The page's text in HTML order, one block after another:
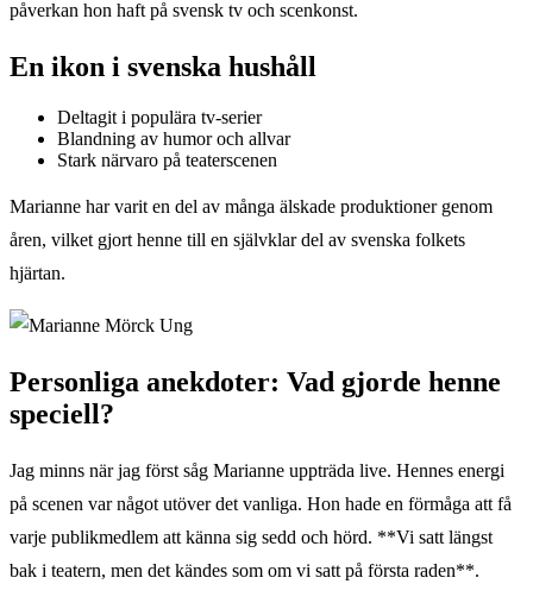
påverkan hon haft på svensk tv och scenkonst.
En ikon i svenska hushåll
Deltagit i populära tv-serier
Blandning av humor och allvar
Stark närvaro på teaterscenen
Marianne har varit en del av många älskade produktioner genom
åren, vilket gjort henne till en självklar del av svenska folkets
hjärtan.
Personliga anekdoter: Vad gjorde henne
speciell?
Jag minns när jag först såg Marianne uppträda live. Hennes energi
på scenen var något utöver det vanliga. Hon hade en förmåga att få
varje publikmedlem att känna sig sedd och hörd. **Vi satt längst
bak i teatern, men det kändes som om vi satt på första raden**.